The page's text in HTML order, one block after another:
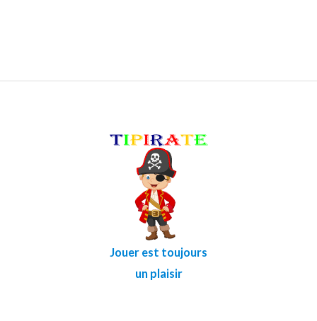
Jouer est toujours
un plaisir